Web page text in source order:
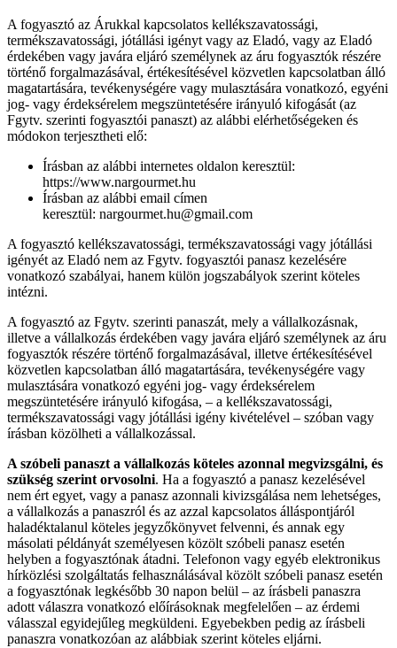
A fogyasztó az Árukkal kapcsolatos kellékszavatossági,
termékszavatossági, jótállási igényt vagy az Eladó, vagy az Eladó
érdekében vagy javára eljáró személynek az áru fogyasztók részére
történő forgalmazásával, értékesítésével közvetlen kapcsolatban álló
magatartására, tevékenységére vagy mulasztására vonatkozó, egyéni
jog- vagy érdeksérelem megszüntetésére irányuló kifogását (az
Fgytv. szerinti fogyasztói panaszt) az alábbi elérhetőségeken és
módokon terjesztheti elő:
Írásban az alábbi internetes oldalon keresztül:
https://www.nargourmet.hu
Írásban az alábbi email címen
keresztül: nargourmet.hu@gmail.com
A fogyasztó kellékszavatossági, termékszavatossági vagy jótállási
igényét az Eladó nem az Fgytv. fogyasztói panasz kezelésére
vonatkozó szabályai, hanem külön jogszabályok szerint köteles
intézni.
A fogyasztó az Fgytv. szerinti panaszát, mely a vállalkozásnak,
illetve a vállalkozás érdekében vagy javára eljáró személynek az áru
fogyasztók részére történő forgalmazásával, illetve értékesítésével
közvetlen kapcsolatban álló magatartására, tevékenységére vagy
mulasztására vonatkozó egyéni jog- vagy érdeksérelem
megszüntetésére irányuló kifogása, – a kellékszavatossági,
termékszavatossági vagy jótállási igény kivételével – szóban vagy
írásban közölheti a vállalkozással.
A szóbeli panaszt a vállalkozás köteles azonnal megvizsgálni, és
szükség szerint orvosolni. Ha a fogyasztó a panasz kezelésével
nem ért egyet, vagy a panasz azonnali kivizsgálása nem lehetséges,
a vállalkozás a panaszról és az azzal kapcsolatos álláspontjáról
haladéktalanul köteles jegyzőkönyvet felvenni, és annak egy
másolati példányát személyesen közölt szóbeli panasz esetén
helyben a fogyasztónak átadni. Telefonon vagy egyéb elektronikus
hírközlési szolgáltatás felhasználásával közölt szóbeli panasz esetén
a fogyasztónak legkésőbb 30 napon belül – az írásbeli panaszra
adott válaszra vonatkozó előírásoknak megfelelően – az érdemi
válasszal egyidejűleg megküldeni. Egyebekben pedig az írásbeli
panaszra vonatkozóan az alábbiak szerint köteles eljárni.